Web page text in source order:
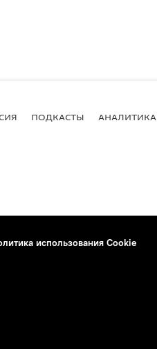
ПОДКАСТЫ АНАЛИТИКА
использования Cookie